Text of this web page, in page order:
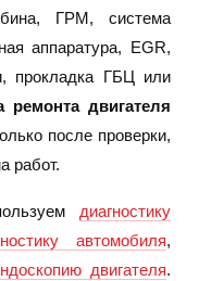
ГРМ, система
аппаратура, EGR,
прокладка ГБЦ или
ремонта двигателя
после проверки,
работ.
диагностику
автомобиля,
двигателя.